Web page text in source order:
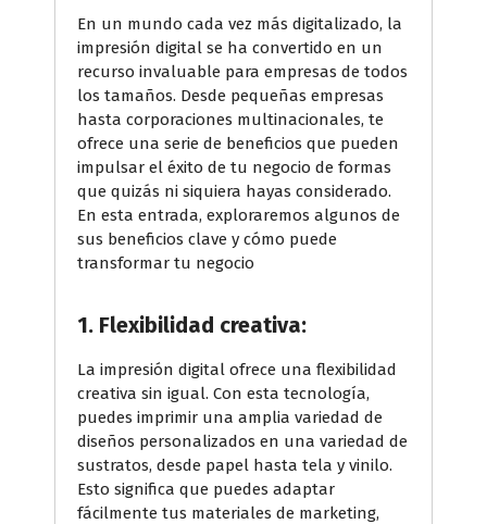
En un mundo cada vez más digitalizado, la
impresión digital se ha convertido en un
recurso invaluable para empresas de todos
los tamaños. Desde pequeñas empresas
hasta corporaciones multinacionales, te
ofrece una serie de beneficios que pueden
impulsar el éxito de tu negocio de formas
que quizás ni siquiera hayas considerado.
En esta entrada, exploraremos algunos de
sus beneficios clave y cómo puede
transformar tu negocio
1. Flexibilidad creativa:
La impresión digital ofrece una flexibilidad
creativa sin igual. Con esta tecnología,
puedes imprimir una amplia variedad de
diseños personalizados en una variedad de
sustratos, desde papel hasta tela y vinilo.
Esto significa que puedes adaptar
fácilmente tus materiales de marketing,